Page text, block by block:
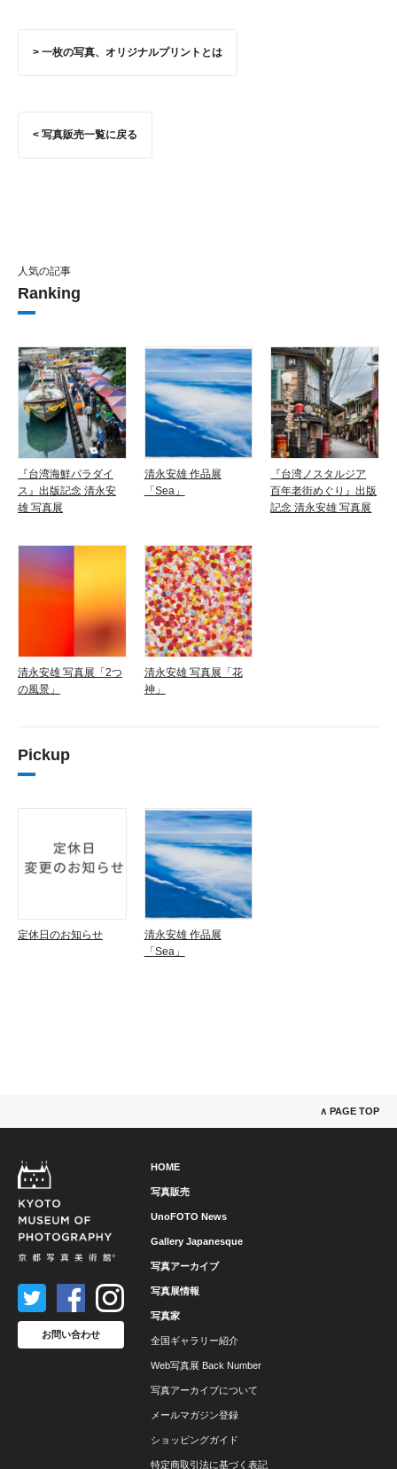
> 一枚の写真、オリジナルプリントとは
< 写真販売一覧に戻る
人気の記事
Ranking
『台湾海鮮パラダイ
ス』出版記念 清永安
雄 写真展
清永安雄 作品展
「Sea」
『台湾ノスタルジア
百年老街めぐり』出版
記念 清永安雄 写真展
清永安雄 写真展「2つ
の風景」
清永安雄 写真展「花
神」
Pickup
定休日のお知らせ
清永安雄 作品展
「Sea」
∧ PAGE TOP
HOME
写真販売
UnoFOTO News
Gallery Japanesque
写真アーカイブ
写真展情報
写真家
全国ギャラリー紹介
Web写真展 Back Number
写真アーカイブについて
メールマガジン登録
ショッピングガイド
特定商取引法に基づく表記
お問い合わせ